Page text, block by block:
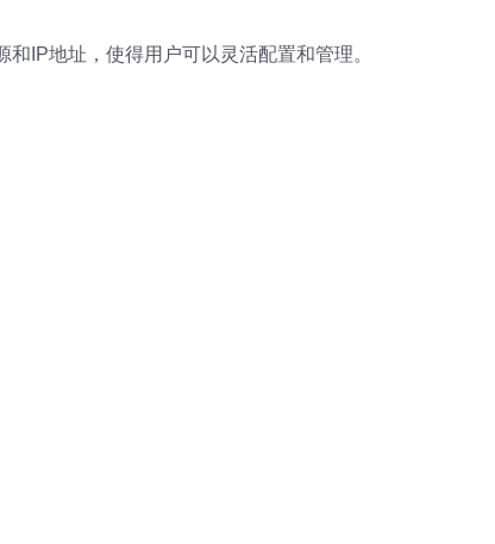
IP地址，使得用户可以灵活配置和管理。